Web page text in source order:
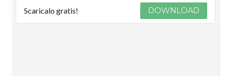
Scaricalo gratis! DOWNLOAD